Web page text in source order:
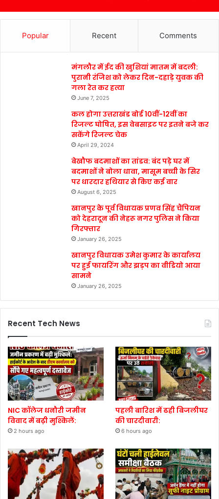
Popular Recent Comments
मंगलौर में ईद की खुशियां मातम में बदली:
पुरानी रंजिश को लेकर दिन-दहाड़े युवक की
गला रेत कर हत्या
June 7, 2025
कल होगा उत्तराखंड बोर्ड 10वीं-12वीं का
रिजल्ट घोषित, इस वेबसाइट पर इतने बजे कर
सकेंगे रिजल्ट चेक
April 29, 2024
बेखौफ बदमाशों का तांडव: बंद पड़े घर में
बदमाशों ने बोला धावा, मासूम बच्ची के सिर
पर धारदार हथियार से किए कई वार
August 6, 2025
खानपुर के पूर्व विधायक प्रणव सिंह चैंपियन
को देहरादून की नेहरू नगर पुलिस ने किया
गिरफ्तार
January 26, 2025
खानपुर विधायक उमेश कुमार के कार्यालय
पर हुई फायरिंग और झड़प का वीडियो आया
सामने
January 26, 2025
Recent Tech News
NIC कॉलेज धनौरी जमीन
विवाद में बढ़ी मुश्किलें:
2 hours ago
पहली बारिश में ढही बिजलीघर
की चारदीवारी:
6 hours ago